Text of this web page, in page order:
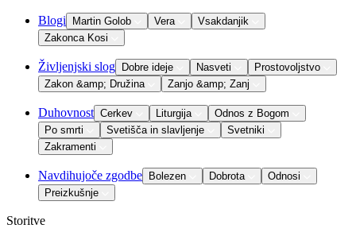
Blogi Martin Golob Vera
Vsakdanjik
Zakonca Kosi
Življenjski slog Dobre ideje Nasveti
Prostovoljstvo
Zakon &amp; Družina
Zanjo &amp; Zanj
Duhovnost Cerkev Liturgija
Odnos z Bogom
Po smrti
Svetišča in slavljenje
Svetniki
Zakramenti
Navdihujoče zgodbe Bolezen Dobrota
Odnosi
Preizkušnje
Storitve